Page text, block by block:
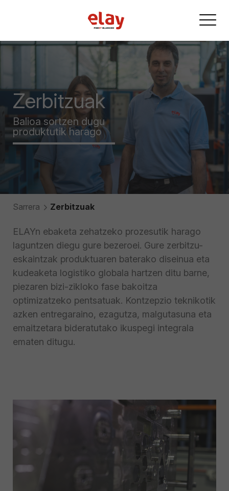
Zerbitzuak
Balioa sortzen dugu
produktutik harago
Sarrera Zerbitzuak
ELAYn ebaketa zehatzeko prozesutik harago
laguntzen diegu gure bezeroei. Gure zerbitzu-
eskaintzak produktuaren baterako diseinua eta
kudeaketa logistiko globala hartzen ditu barne,
piezaren bizi-zikloko fase bakoitza
optimizatzeko pentsatuak. Kontzepzio teknikotik
azken entregaraino, ezagutza, malgutasuna eta
emaitzetara bideratutako ikuspegi integrala
ematen ditugu.